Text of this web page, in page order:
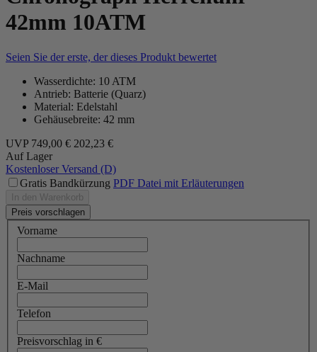
42mm 10ATM
Seien Sie der erste, der dieses Produkt bewertet
Wasserdichte: 10 ATM
Antrieb: Batterie (Quarz)
Material: Edelstahl
Gehäusebreite: 42 mm
UVP 749,00 € 202,23 €
Auf Lager
Kostenloser Versand (D)
Gratis Bandkürzung PDF Datei mit Erläuterungen
In den Warenkorb
Preis vorschlagen
Vorname
Nachname
E-Mail
Telefon
Preisvorschlag in €